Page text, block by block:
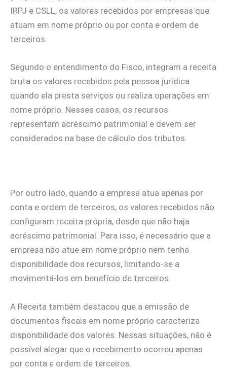
IRPJ e CSLL, os valores recebidos por empresas que
atuam em nome próprio ou por conta e ordem de
terceiros.
Segundo o entendimento do Fisco, integram a receita
bruta os valores recebidos pela pessoa jurídica
quando ela presta serviços ou realiza operações em
nome próprio. Nesses casos, os recursos
representam acréscimo patrimonial e devem ser
considerados na base de cálculo dos tributos.
Por outro lado, quando a empresa atua apenas por
conta e ordem de terceiros, os valores recebidos não
configuram receita própria, desde que não haja
acréscimo patrimonial. Para isso, é necessário que a
empresa não atue em nome próprio nem tenha
disponibilidade dos recursos, limitando-se a
movimentá-los em benefício de terceiros.
A Receita também destacou que a emissão de
documentos fiscais em nome próprio caracteriza
disponibilidade dos valores. Nessas situações, não é
possível alegar que o recebimento ocorreu apenas
por conta e ordem de terceiros.